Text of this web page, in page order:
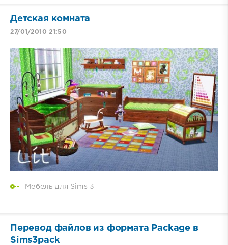
Детская комната
27/01/2010 21:50
Мебель для Sims 3
Перевод файлов из формата Package в
Sims3pack